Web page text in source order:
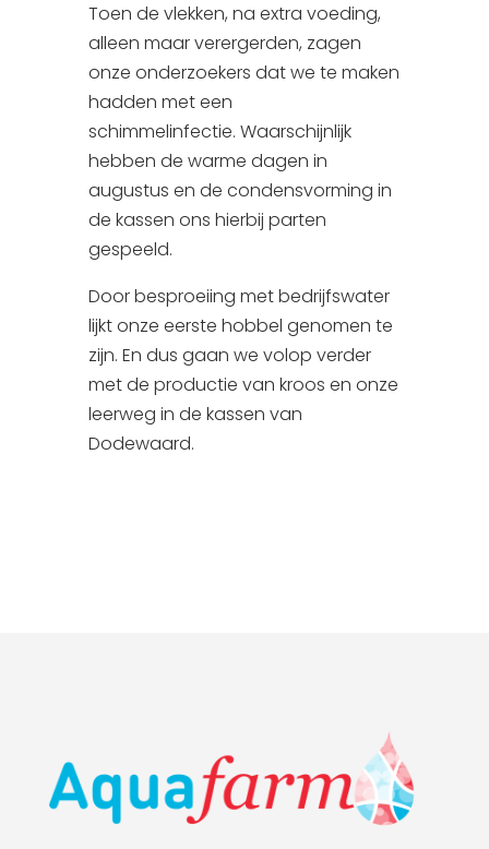
Toen de vlekken, na extra voeding,
alleen maar verergerden, zagen
onze onderzoekers dat we te maken
hadden met een
schimmelinfectie. Waarschijnlijk
hebben de warme dagen in
augustus en de condensvorming in
de kassen ons hierbij parten
gespeeld.
Door besproeiing met bedrijfswater
lijkt onze eerste hobbel genomen te
zijn. En dus gaan we volop verder
met de productie van kroos en onze
leerweg in de kassen van
Dodewaard.